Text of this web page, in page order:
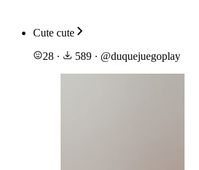
Cute cute
28 · 589 · @duquejuegoplay